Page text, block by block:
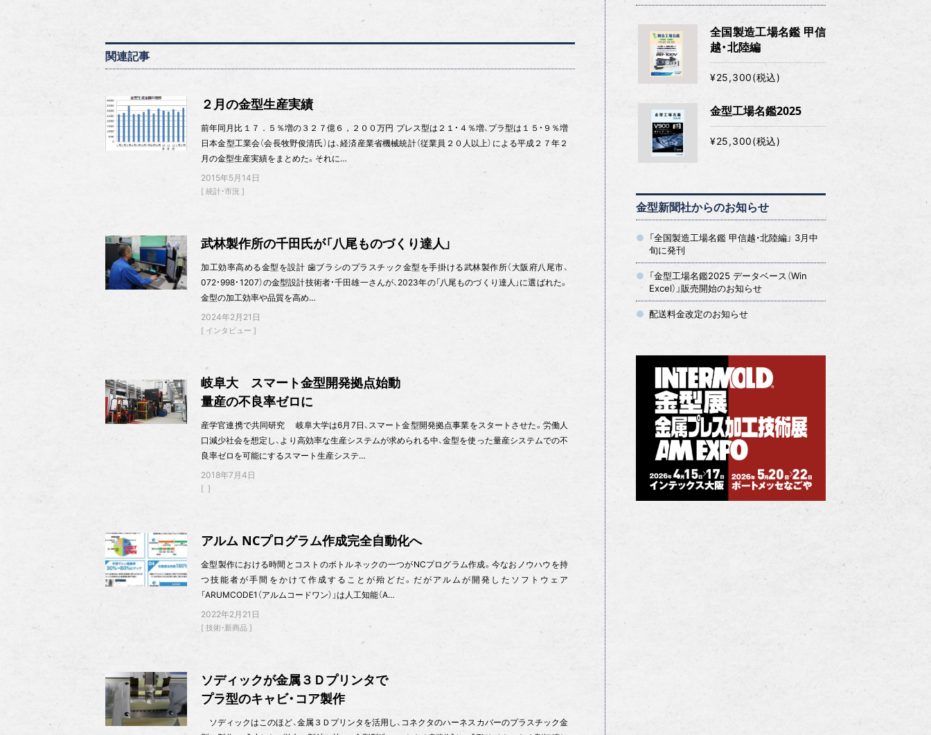
関連記事
２月の金型生産実績
前年同月比１７．５％増の３２７億６，２００万円 プレス型は２１・４％増、プラ型は１５・９％増
日本金型工業会（会長牧野俊清氏）は、経済産業省機械統計（従業員２０人以上）による平成２７年２
月の金型生産実績をまとめた。それに…
2015年5月14日
統計・市況
武林製作所の千田氏が「八尾ものづくり達人」
加工効率高める金型を設計 歯ブラシのプラスチック金型を手掛ける武林製作所（大阪府八尾市、
072・998・1207）の金型設計技術者・千田雄一さんが、2023年の「八尾ものづくり達人」に選ばれた。
金型の加工効率や品質を高め…
2024年2月21日
インタビュー
岐阜大 スマート金型開発拠点始動
量産の不良率ゼロに
産学官連携で共同研究 岐阜大学は6月7日、スマート金型開発拠点事業をスタートさせた。労働人
口減少社会を想定し、より高効率な生産システムが求められる中、金型を使った量産システムでの不
良率ゼロを可能にするスマート生産システ…
2018年7月4日
アルム NCプログラム作成完全自動化へ
金型製作における時間とコストのボトルネックの一つがNCプログラム作成。今なおノウハウを持
つ技能者が手間をかけて作成することが殆どだ。だがアルムが開発したソフトウェア
「ARUMCODE1（アルムコードワン）」は人工知能（A…
2022年2月21日
技術・新商品
ソディックが金属３Ｄプリンタで
プラ型のキャビ・コア製作
ソディックはこのほど、金属３Ｄプリンタを活用し、コネクタのハーネスカバーのプラスチック金
全国製造工場名鑑 甲信
越・北陸編
¥25,300(税込)
金型工場名鑑2025
¥25,300(税込)
金型新聞社からのお知らせ
「全国製造工場名鑑 甲信越・北陸編」 3月中
旬に発刊
「金型工場名鑑2025 データベース（Win
Excel）」販売開始のお知らせ
配送料金改定のお知らせ